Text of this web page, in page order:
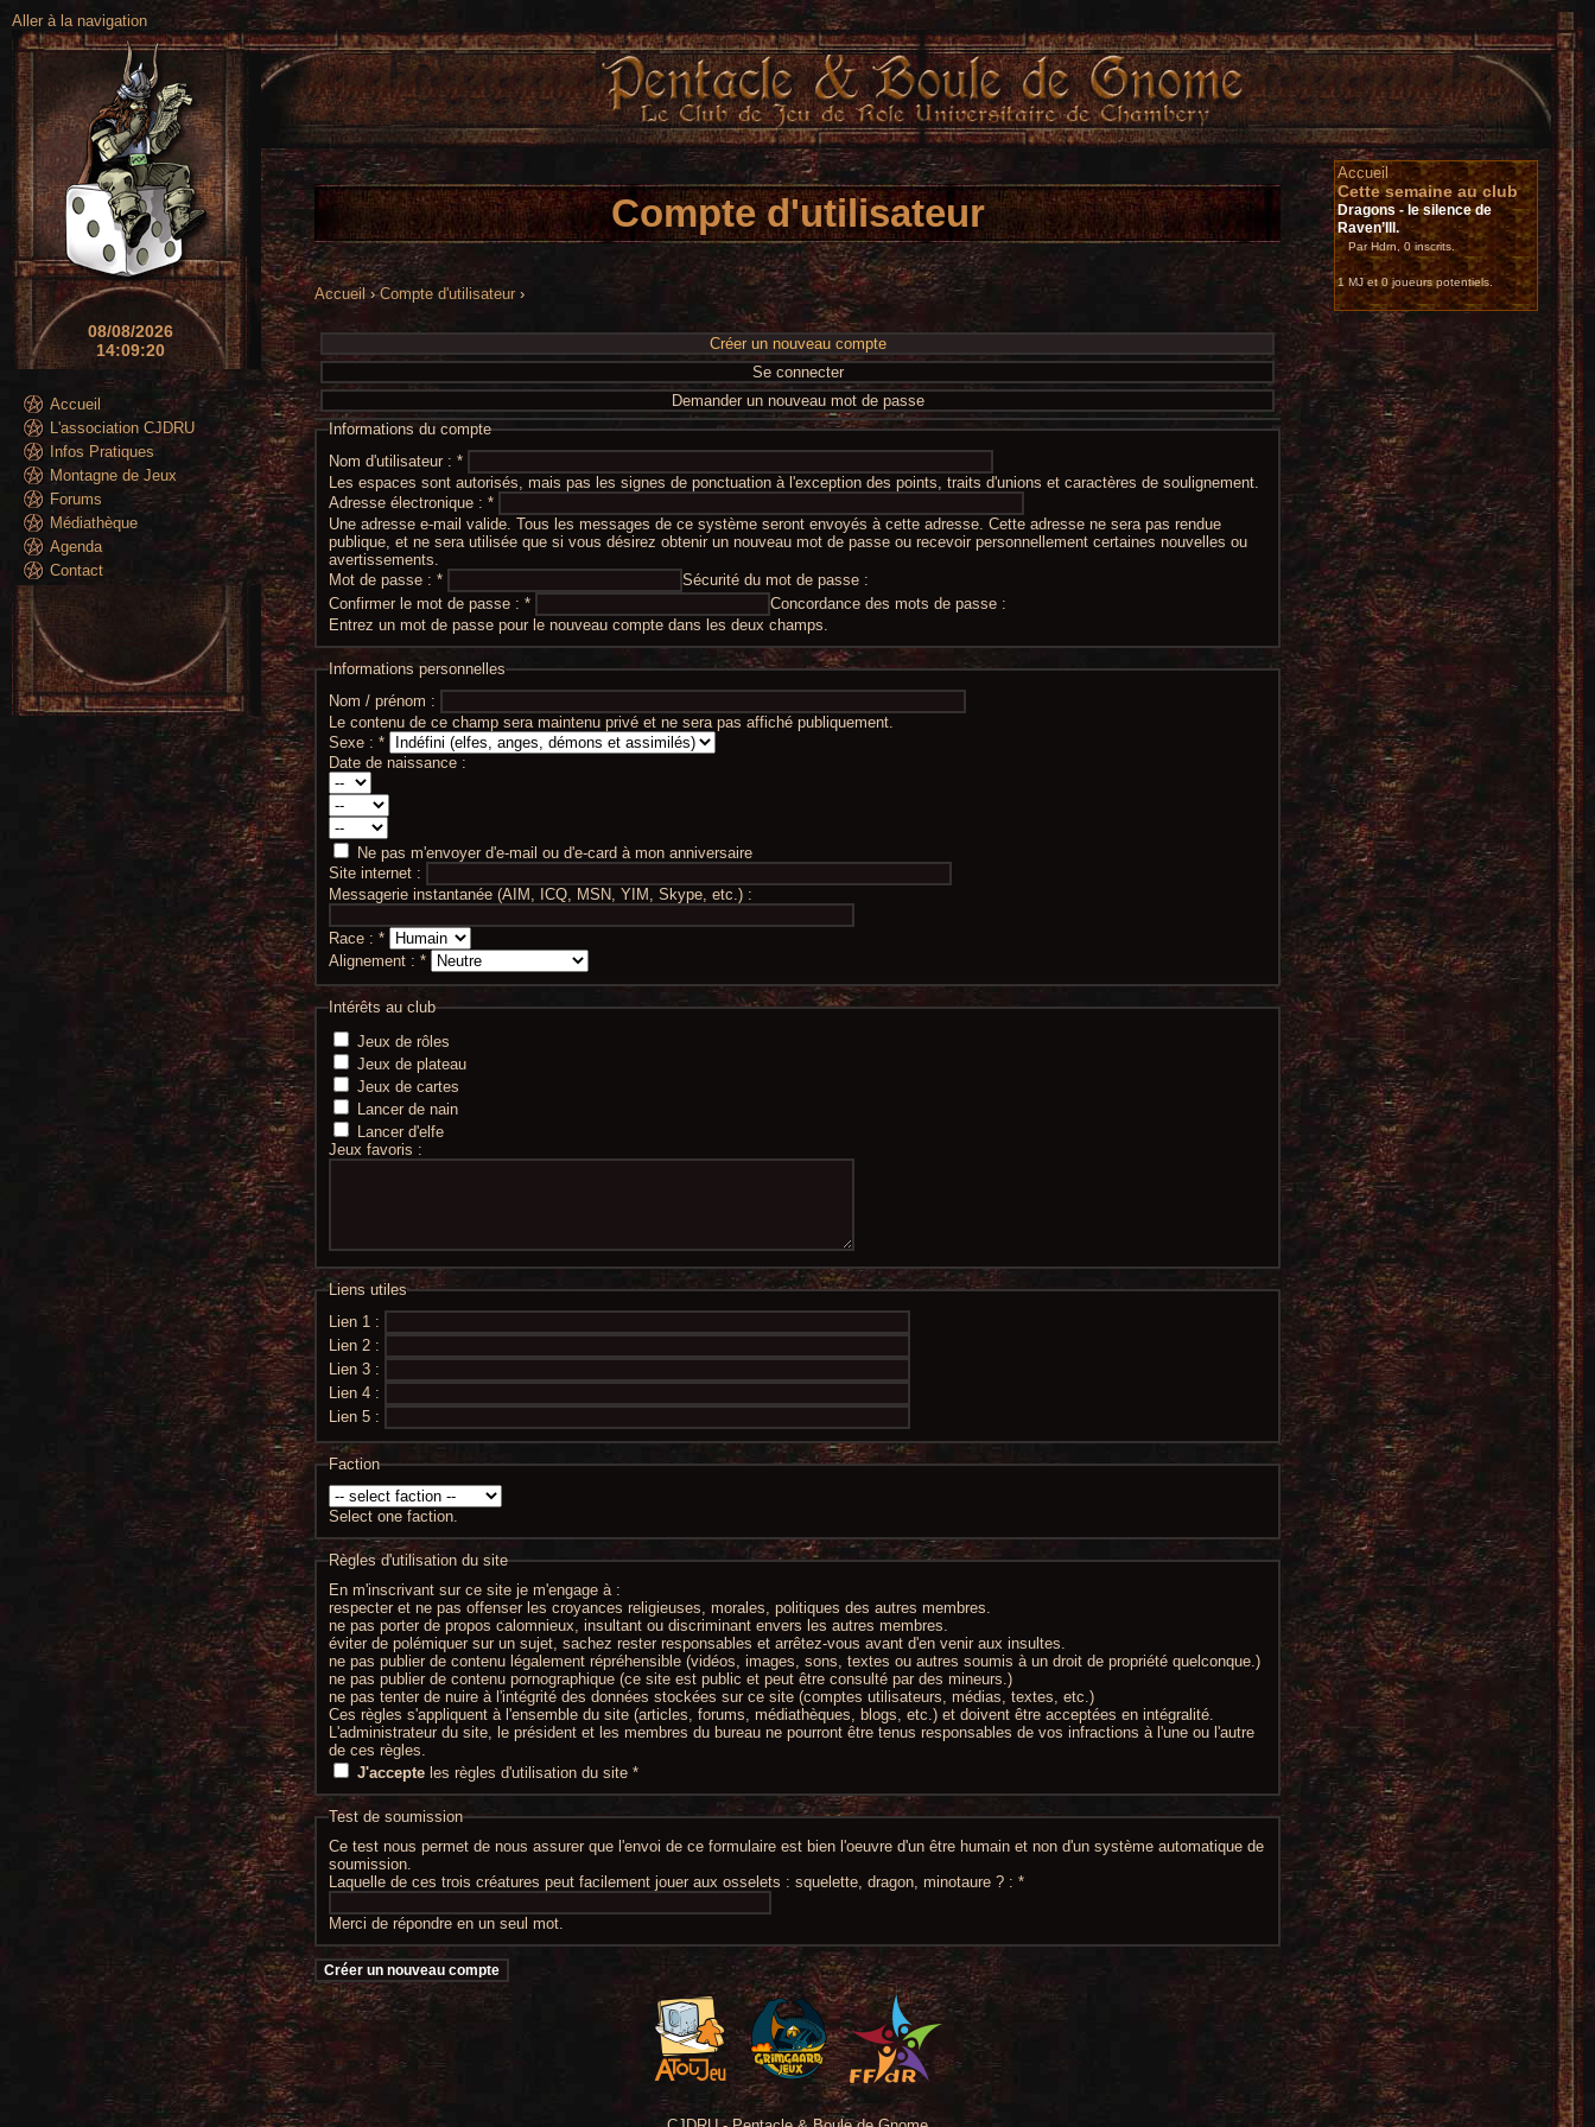
Aller à la navigation
08/08/2026
14:09:20
Accueil
L'association CJDRU
Infos Pratiques
Montagne de Jeux
Forums
Médiathèque
Agenda
Contact
Compte d'utilisateur
Accueil›Compte d'utilisateur ›
Créer un nouveau compte
Se connecter
Demander un nouveau mot de passe
Informations du compte
Nom d'utilisateur : *
Les espaces sont autorisés, mais pas les signes de ponctuation à l'exception des points, traits d'unions et caractères de soulignement.
Adresse électronique : *
Une adresse e-mail valide. Tous les messages de ce système seront envoyés à cette adresse. Cette adresse ne sera pas rendue
publique, et ne sera utilisée que si vous désirez obtenir un nouveau mot de passe ou recevoir personnellement certaines nouvelles ou
avertissements.
Mot de passe : *
Sécurité du mot de passe :
Confirmer le mot de passe : *
Concordance des mots de passe :
Entrez un mot de passe pour le nouveau compte dans les deux champs.
Informations personnelles
Nom / prénom :
Le contenu de ce champ sera maintenu privé et ne sera pas affiché publiquement.
Sexe : *
Date de naissance :
Ne pas m'envoyer d'e-mail ou d'e-card à mon anniversaire
Site internet :
Messagerie instantanée (AIM, ICQ, MSN, YIM, Skype, etc.) :
Race : *
Alignement : *
Intérêts au club
Jeux de rôles
Jeux de plateau
Jeux de cartes
Lancer de nain
Lancer d'elfe
Jeux favoris :
Liens utiles
Lien 1 :
Lien 2 :
Lien 3 :
Lien 4 :
Lien 5 :
Faction
Select one faction.
Règles d'utilisation du site
En m'inscrivant sur ce site je m'engage à :
respecter et ne pas offenser les croyances religieuses, morales, politiques des autres membres.
ne pas porter de propos calomnieux, insultant ou discriminant envers les autres membres.
éviter de polémiquer sur un sujet, sachez rester responsables et arrêtez-vous avant d'en venir aux insultes.
ne pas publier de contenu légalement répréhensible (vidéos, images, sons, textes ou autres soumis à un droit de propriété quelconque.)
ne pas publier de contenu pornographique (ce site est public et peut être consulté par des mineurs.)
ne pas tenter de nuire à l'intégrité des données stockées sur ce site (comptes utilisateurs, médias, textes, etc.)
Ces règles s'appliquent à l'ensemble du site (articles, forums, médiathèques, blogs, etc.) et doivent être acceptées en intégralité.
L'administrateur du site, le président et les membres du bureau ne pourront être tenus responsables de vos infractions à l'une ou l'autre
de ces règles.
J'accepte les règles d'utilisation du site *
Test de soumission
Ce test nous permet de nous assurer que l'envoi de ce formulaire est bien l'oeuvre d'un être humain et non d'un système automatique de
soumission.
Laquelle de ces trois créatures peut facilement jouer aux osselets : squelette, dragon, minotaure ? : *
Merci de répondre en un seul mot.
Accueil
Cette semaine au club
Dragons - le silence de
Raven’Ill.
Par Hdrn, 0 inscrits.
1 MJ et 0 joueurs potentiels.